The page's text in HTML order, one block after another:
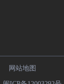
网站地图